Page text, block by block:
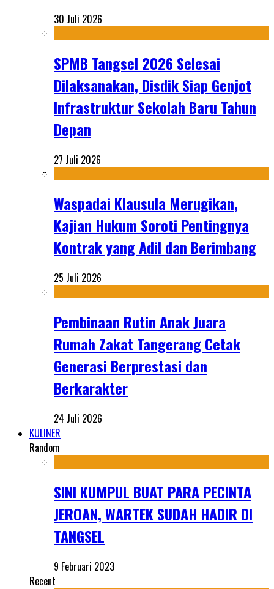
30 Juli 2026
SPMB Tangsel 2026 Selesai
Dilaksanakan, Disdik Siap Genjot
Infrastruktur Sekolah Baru Tahun
Depan
27 Juli 2026
Waspadai Klausula Merugikan,
Kajian Hukum Soroti Pentingnya
Kontrak yang Adil dan Berimbang
25 Juli 2026
Pembinaan Rutin Anak Juara
Rumah Zakat Tangerang Cetak
Generasi Berprestasi dan
Berkarakter
24 Juli 2026
KULINER
Random
SINI KUMPUL BUAT PARA PECINTA
JEROAN, WARTEK SUDAH HADIR DI
TANGSEL
9 Februari 2023
Recent